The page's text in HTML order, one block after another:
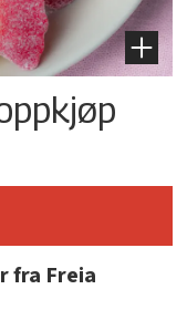
fra Freia